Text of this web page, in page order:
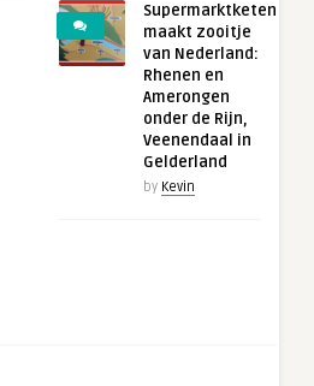
Supermarktketen
maakt zooitje
van Nederland:
Rhenen en
Amerongen
onder de Rijn,
Veenendaal in
Gelderland
by Kevin